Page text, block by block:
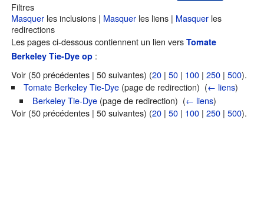
Filtres
Masquer les inclusions | Masquer les liens | Masquer les
redirections
Les pages ci-dessous contiennent un lien vers Tomate
Berkeley Tie-Dye op :
Voir (50 précédentes | 50 suivantes) (20 | 50 | 100 | 250 | 500).
Tomate Berkeley Tie-Dye (page de redirection) ‎ (← liens)
Berkeley Tie-Dye(page de redirection) ‎ (← liens)
Voir (50 précédentes | 50 suivantes) (20 | 50 | 100 | 250 | 500).